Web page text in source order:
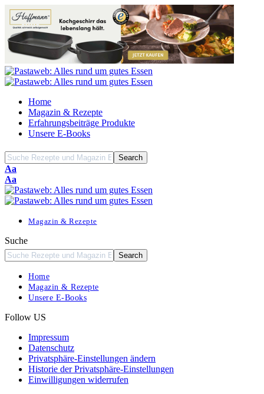
Home
Magazin & Rezepte
Erfahrungsbeiträge Produkte
Unsere E-Books
Font
Resizer
Aa
Font
Resizer
Aa
Magazin & Rezepte
Suche
Home
Magazin & Rezepte
Unsere E-Books
Follow US
Impressum
Datenschutz
Privatsphäre-Einstellungen ändern
Historie der Privatsphäre-Einstellungen
Einwilligungen widerrufen